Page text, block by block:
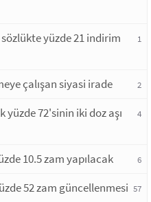
yüzde 21 indirim
1
çalışan siyasi irade 2
72'sinin iki doz aşı
4
10.5 zam yapılacak 6
52 zam güncellenmesi 57